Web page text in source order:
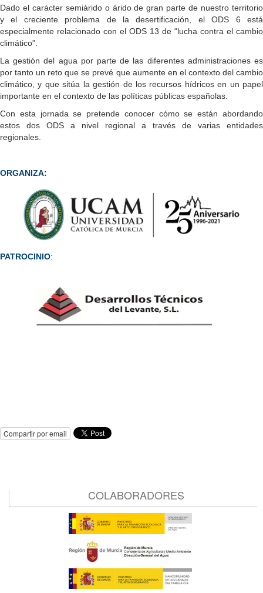
Dado el carácter semiárido o árido de gran parte de nuestro territorio
y el creciente problema de la desertificación, el ODS 6 está
especialmente relacionado con el ODS 13 de “lucha contra el cambio
climático”.
La gestión del agua por parte de las diferentes administraciones es
por tanto un reto que se prevé que aumente en el contexto del cambio
climático, y que sitúa la gestión de los recursos hídricos en un papel
importante en el contexto de las políticas públicas españolas.
Con esta jornada se pretende conocer cómo se están abordando
estos dos ODS a nivel regional a través de varias entidades
regionales.
ORGANIZA:
PATROCINIO:
Compartir por email
COLABORADORES